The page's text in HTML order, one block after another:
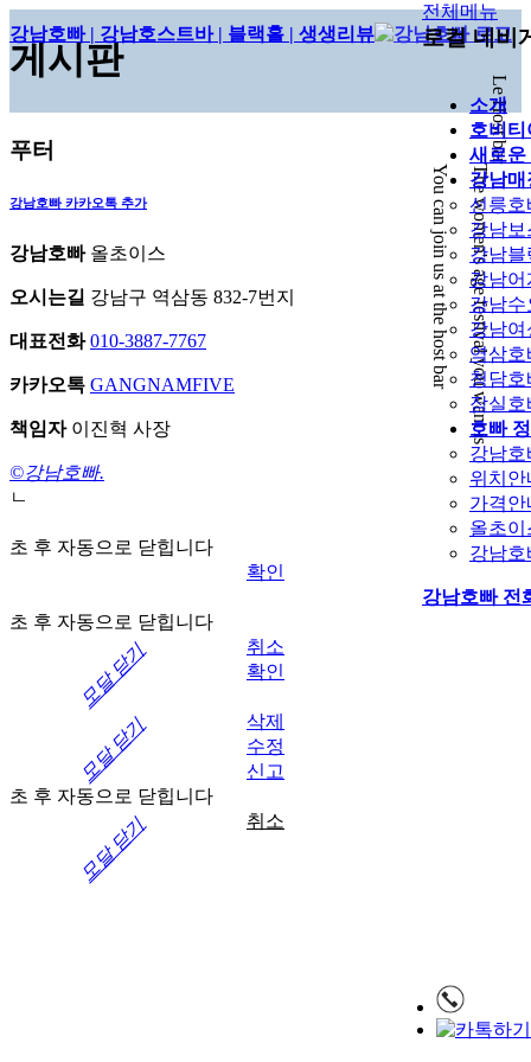
강남호빠 | 강남호스트바 | 블랙홀 | 생생리뷰 로컬 네비
소개
호비티
새로운
강남매
선릉호
강남보
강남블
강남어
강남수
강남
역삼호
청담호
잠실호
호빠
강남호
위치안
가격안
올초이
강남호
강남호빠전
전체메뉴
Le Host bar
The women's age festival you want is
You can join us at the host bar
게시판
푸터
강남호빠카카오톡 추가
강남호빠 올초이스
오시는길 강남구 역삼동 832-7번지
대표전화 010-3887-7767
카카오톡 GANGNAMFIVE
책임자 이진혁 사장
©강남호빠.
ㄴ
모달 닫기
초 후 자동으로 닫힙니다
확인
모달 닫기
초 후 자동으로 닫힙니다
취소
확인
모달 닫기
삭제
수정
신고
초 후 자동으로 닫힙니다
취소